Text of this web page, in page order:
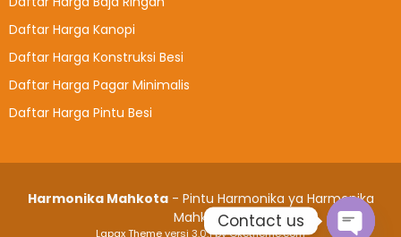
Daftar Harga Kanopi
Daftar Harga Konstruksi Besi
Daftar Harga Pagar Minimalis
Daftar Harga Pintu Besi
Harmonika Mahkota- Pintu Harmonika ya Harmonika
Mahkota
Lapax Themeversi 3.0.1 by Oketheme.com
Contact us